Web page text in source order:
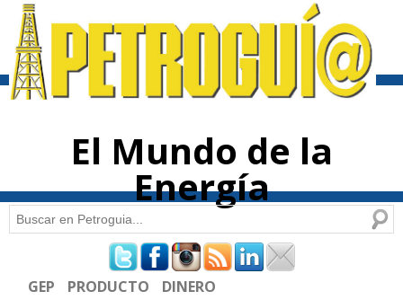
contenido
El Mundo de la
Energía
Formulario de búsqueda
Buscar
GEP PRODUCTO DINERO